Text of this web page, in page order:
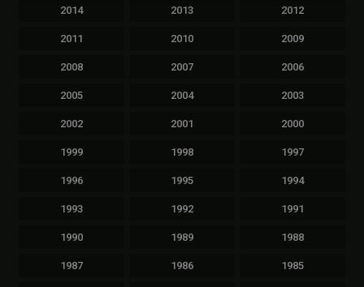
2014 2013 2012
2011 2010 2009
2008 2007 2006
2005 2004 2003
2002 2001 2000
1999 1998 1997
1996 1995 1994
1993 1992 1991
1990 1989 1988
1987 1986 1985